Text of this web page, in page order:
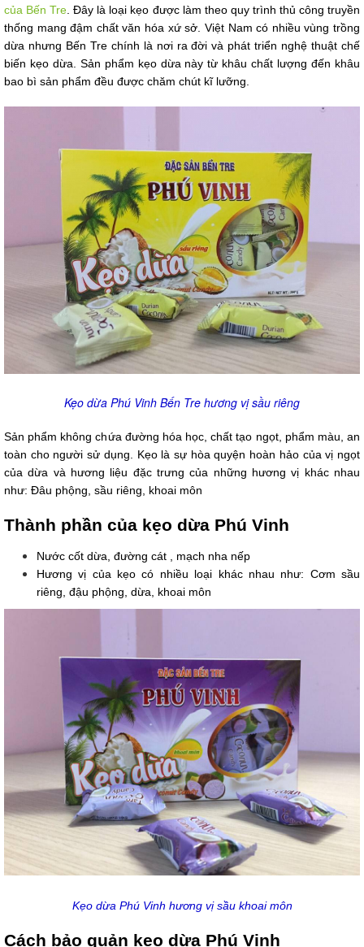
của Bến Tre . Đây là loại kẹo được làm theo quy trình thủ công truyền
thống mang đậm chất văn hóa xứ sở. Việt Nam có nhiều vùng trồng
dừa nhưng Bến Tre chính là nơi ra đời và phát triển nghệ thuật chế
biến kẹo dừa. Sản phẩm kẹo dừa này từ khâu chất lượng đến khâu
bao bì sản phẩm đều được chăm chút kĩ lưỡng.
Kẹo dừa Phú Vinh Bến Tre hương vị sầu riêng
Sản phẩm không chứa đường hóa học, chất tạo ngọt, phẩm màu, an
toàn cho người sử dụng. Kẹo là sự hòa quyện hoàn hảo của vị ngọt
của dừa và hương liệu đặc trưng của những hương vị khác nhau
như: Đâu phộng, sầu riêng, khoai môn
Thành phần của kẹo dừa Phú Vinh
Nước cốt dừa, đường cát , mạch nha nếp
Hương vị của kẹo có nhiều loại khác nhau như: Cơm sầu
riêng, đậu phộng, dừa, khoai môn
Kẹo dừa Phú Vinh hương vị sầu khoai môn
Cách bảo quản kẹo dừa Phú Vinh